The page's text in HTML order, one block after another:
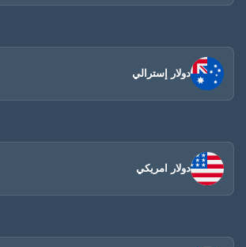
دولار إسترالي
دولار امريكي